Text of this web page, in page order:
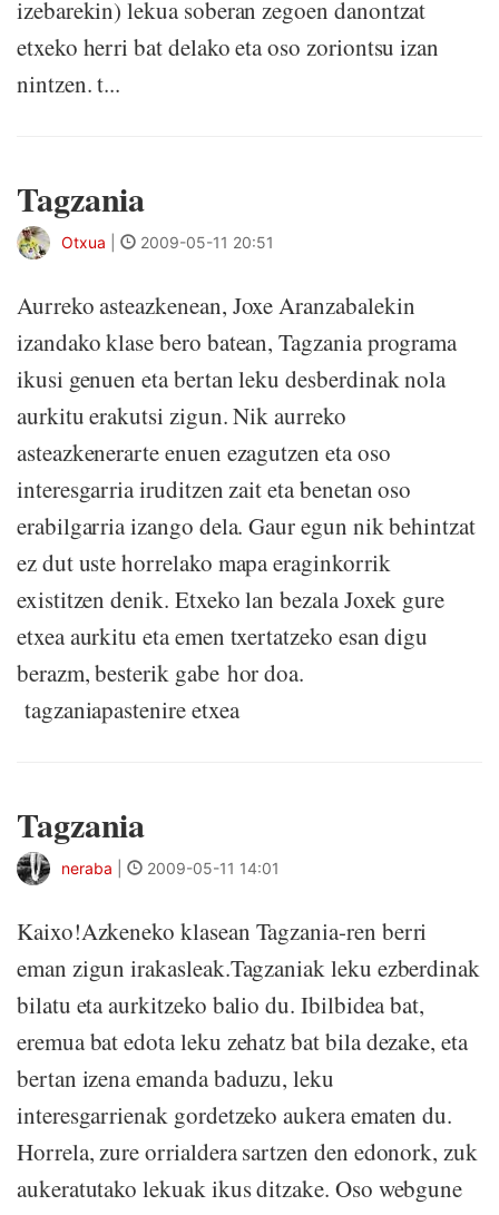
izebarekin) lekua soberan zegoen danontzat
etxeko herri bat delako eta oso zoriontsu izan
nintzen. t...
Tagzania
Otxua 2009-05-11 20:51
Aurreko asteazkenean, Joxe Aranzabalekin
izandako klase bero batean, Tagzania programa
ikusi genuen eta bertan leku desberdinak nola
aurkitu erakutsi zigun. Nik aurreko
asteazkenerarte enuen ezagutzen eta oso
interesgarria iruditzen zait eta benetan oso
erabilgarria izango dela. Gaur egun nik behintzat
ez dut uste horrelako mapa eraginkorrik
existitzen denik. Etxeko lan bezala Joxek gure
etxea aurkitu eta emen txertatzeko esan digu
berazm, besterik gabe hor doa.
tagzaniapastenire etxea
Tagzania
neraba 2009-05-11 14:01
Kaixo!Azkeneko klasean Tagzania-ren berri
eman zigun irakasleak.Tagzaniak leku ezberdinak
bilatu eta aurkitzeko balio du. Ibilbidea bat,
eremua bat edota leku zehatz bat bila dezake, eta
bertan izena emanda baduzu, leku
interesgarrienak gordetzeko aukera ematen du.
Horrela, zure orrialdera sartzen den edonork, zuk
aukeratutako lekuak ikus ditzake. Oso webgune